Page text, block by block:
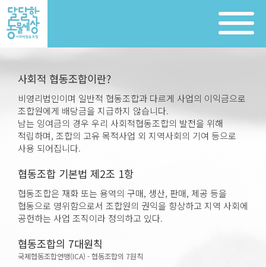
사회적 협동조합이란?
비영리법인이며 일반적 협동조합과 다르게 사업의 이익금으로
조합원에게 배당금을 지급하지 않습니다.
남는 잉여금의 경우 우리 사회적협동조합의 발전을 위해
적립하며, 조합의 고유 목적사업 외 지역사회의 기여 등으로
사용 되어집니다.
협동조합 기본법 제2조 1항
협동조합은 재화 또는 용역의 구매, 생산, 판매, 제공 등을
협동으로 영위함으로서 조합원의 권익을 향상하고 지역 사회에
공헌하는 사업 조직이라 정의하고 있다.
협동조합의 7대원칙
국제협동조합연맹(ICA) - 협동조합의 7원칙